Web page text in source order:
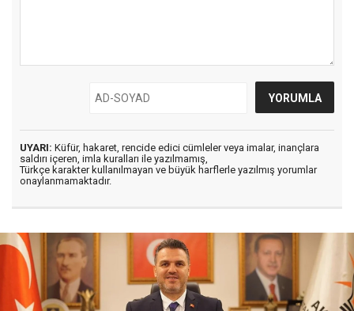
UYARI: Küfür, hakaret, rencide edici cümleler veya imalar, inançlara
saldırı içeren, imla kuralları ile yazılmamış,
Türkçe karakter kullanılmayan ve büyük harflerle yazılmış yorumlar
onaylanmamaktadır.